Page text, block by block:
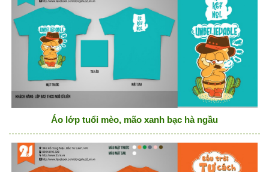
Áo lớp tuổi mèo, mão xanh bạc hà ngầu